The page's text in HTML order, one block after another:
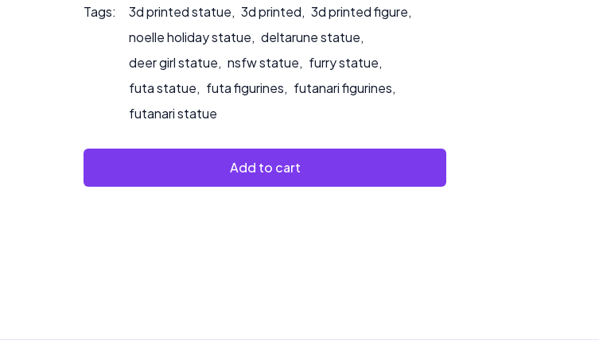
Tags: 3d printed statue, 3d printed, 3d printed figure,
noelle holiday statue, deltarune statue,
deer girl statue, nsfw statue, furry statue,
futa statue, futa figurines, futanari figurines,
futanari statue
Add to cart